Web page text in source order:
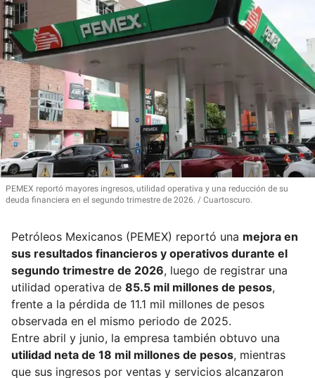
PEMEX reportó mayores ingresos, utilidad operativa y una reducción de su
deuda financiera en el segundo trimestre de 2026.
Cuartoscuro.
Petróleos Mexicanos (PEMEX) reportó una mejora en
sus resultados financieros y operativos durante el
segundo trimestre de 2026, luego de registrar una
utilidad operativa de 85.5 mil millones de pesos,
frente a la pérdida de 11.1 mil millones de pesos
observada en el mismo periodo de 2025.
Entre abril y junio, la empresa también obtuvo una
utilidad neta de 18 mil millones de pesos, mientras
que sus ingresos por ventas y servicios alcanzaron